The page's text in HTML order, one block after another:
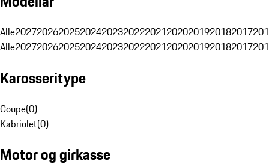
Alle20272026202520242023202220212020201920182017
Alle20272026202520242023202220212020201920182017
Karosseritype
Coupe(0)
Kabriolet(0)
Motor og girkasse